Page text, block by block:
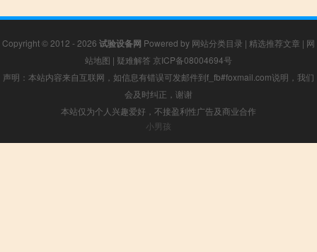
Copyright © 2012 - 2026 试验设备网 Powered by 网站分类目录 | 精选推荐文章 | 网
站地图 | 疑难解答 京ICP备08004694号
声明：本站内容来自互联网，如信息有错误可发邮件到f_fb#foxmail.com说明，我们
会及时纠正，谢谢
本站仅为个人兴趣爱好，不接盈利性广告及商业合作
小男孩